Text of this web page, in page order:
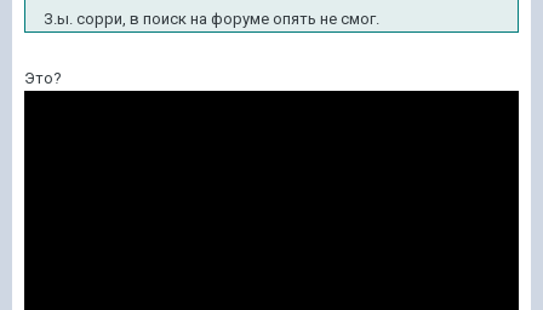
З.ы. сорри, в поиск на форуме опять не смог.
Это?